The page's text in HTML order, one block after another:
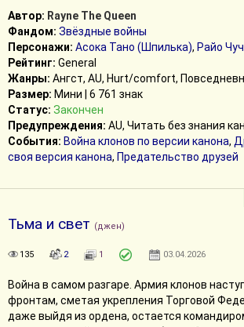
Автор: Rayne The Queen
Фандом: Звёздные войны
Персонажи: Асока Тано (Шпилька), Райо
Рейтинг: General
Жанры: Ангст, AU, Hurt/comfort,
Размер: Мини | 6 761 знак
Статус: Закончен
Предупреждения: AU, Читать без знания
События: Война клонов по версии канона,
своя версия канона, Предательство друзей
Тьма и свет (джен)
135 2 1 03.04.2026
Война в самом разгаре. Армия клонов
фронтам, сметая укрепления Торговой
даже выйдя из ордена, остается